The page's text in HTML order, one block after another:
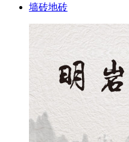
墙砖地砖